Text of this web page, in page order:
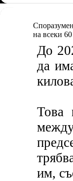
на всеки
До
да
Това
им,